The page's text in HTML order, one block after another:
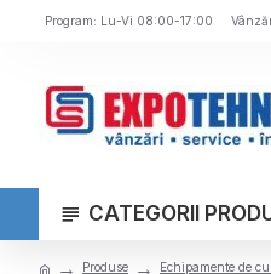
Program: Lu-Vi 08:00-17:00
CATEGORII
Produse Echipamente de